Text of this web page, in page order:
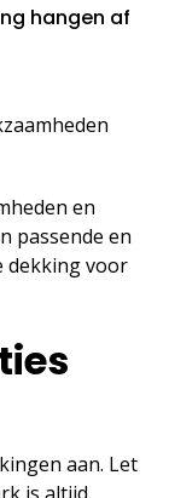
hangen af
en
passende en
dekking voor
aan. Let